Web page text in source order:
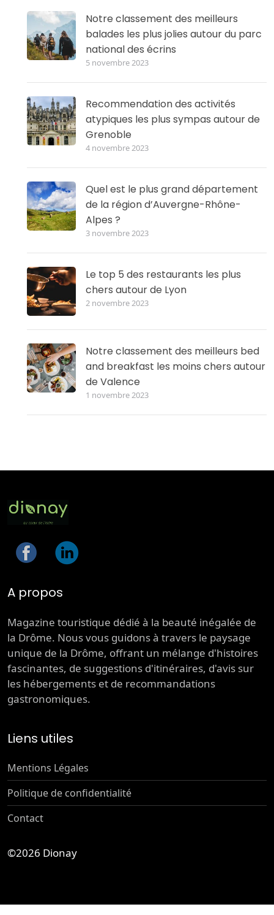
Notre classement des meilleurs
balades les plus jolies autour du parc
national des écrins
5 novembre 2023
Recommendation des activités
atypiques les plus sympas autour de
Grenoble
4 novembre 2023
Quel est le plus grand département
de la région d’Auvergne-Rhône-
Alpes ?
3 novembre 2023
Le top 5 des restaurants les plus
chers autour de Lyon
2 novembre 2023
Notre classement des meilleurs bed
and breakfast les moins chers autour
de Valence
1 novembre 2023
A propos
Magazine touristique dédié à la beauté inégalée de
la Drôme. Nous vous guidons à travers le paysage
unique de la Drôme, offrant un mélange d'histoires
fascinantes, de suggestions d'itinéraires, d'avis sur
les hébergements et de recommandations
gastronomiques.
Liens utiles
Mentions Légales
Politique de confidentialité
Contact
©2026 Dionay